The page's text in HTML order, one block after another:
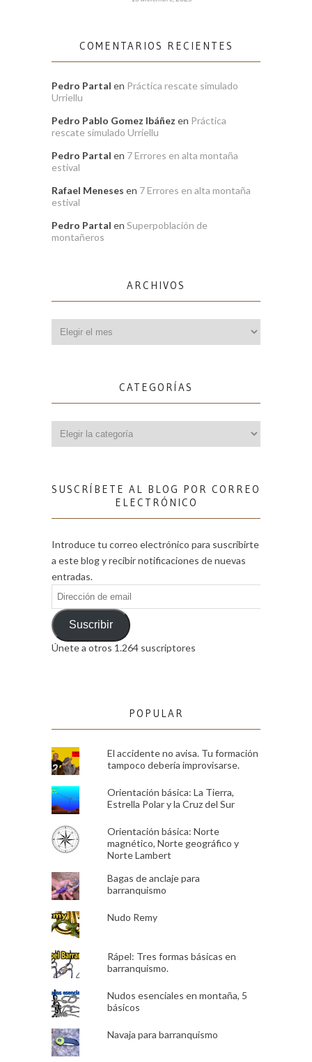
COMENTARIOS RECIENTES
Pedro Partal en Práctica rescate simulado
Urriellu
Pedro Pablo Gomez Ibáñez en Práctica
rescate simulado Urriellu
Pedro Partal en 7 Errores en alta montaña
estival
Rafael Meneses en 7 Errores en alta montaña
estival
Pedro Partal en Superpoblación de
montañeros
ARCHIVOS
CATEGORÍAS
SUSCRÍBETE AL BLOG POR CORREO
ELECTRÓNICO
Introduce tu correo electrónico para suscribirte
a este blog y recibir notificaciones de nuevas
entradas.
Dirección
de
emailSuscribir
Únete a otros 1.264 suscriptores
POPULAR
El accidente no avisa. Tu formación
tampoco debería improvisarse.
Orientación básica: La Tierra,
Estrella Polar y la Cruz del Sur
Orientación básica: Norte
magnético, Norte geográfico y
Norte Lambert
Bagas de anclaje para
barranquismo
Nudo Remy
Rápel: Tres formas básicas en
barranquismo.
Nudos esenciales en montaña, 5
básicos
Navaja para barranquismo